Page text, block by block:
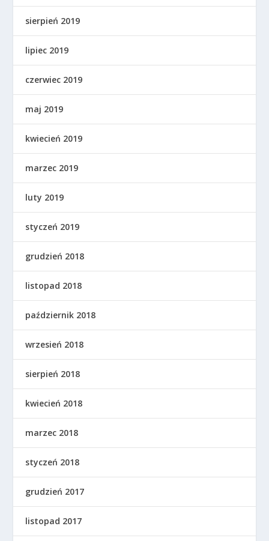
sierpień 2019
lipiec 2019
czerwiec 2019
maj 2019
kwiecień 2019
marzec 2019
luty 2019
styczeń 2019
grudzień 2018
listopad 2018
październik 2018
wrzesień 2018
sierpień 2018
kwiecień 2018
marzec 2018
styczeń 2018
grudzień 2017
listopad 2017